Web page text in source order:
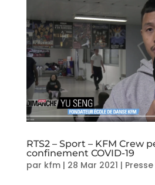
RTS2 – Sport – KFM Crew
confinement COVID-19
par kfm| 28 Mar 2021 |